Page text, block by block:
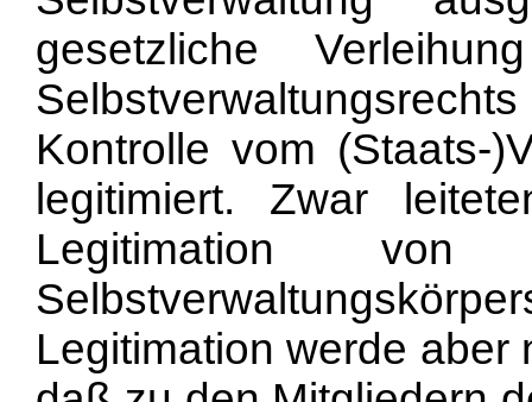
gesetzliche
Kontrolle vom (Staats-
legitimiert. Zwar
Legitimation
Legitimation werde